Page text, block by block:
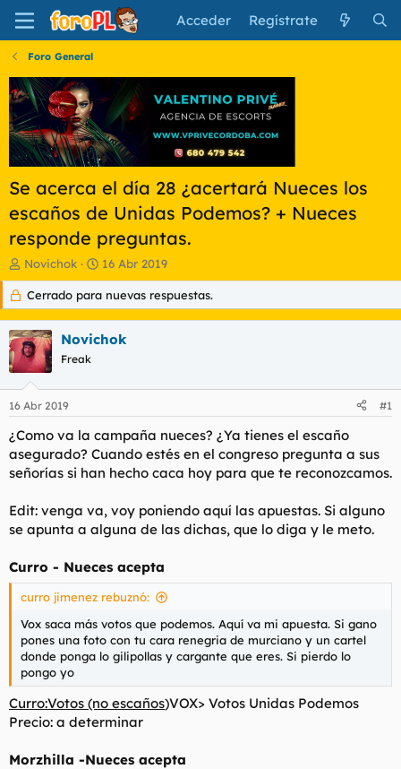
Acceder Regístrate
Foro General
Se acerca el día 28 ¿acertará Nueces los
escaños de Unidas Podemos? + Nueces
responde preguntas.
I
n
c
i
a
d
o
r
d
l
t
e
a
Novichok
F
e
c
h
d
n
i
o
16 Abr 2019
Cerrado para nuevas respuestas.
Novichok
Freak
16 Abr 2019 #1
¿Como va la campaña nueces? ¿Ya tienes el escaño
asegurado? Cuando estés en el congreso pregunta a sus
señorías si han hecho caca hoy para que te reconozcamos.
Edit: venga va, voy poniendo aquí las apuestas. Si alguno
se apunta a alguna de las dichas, que lo diga y le meto.
Curro - Nueces acepta
curro jimenez rebuznó:
Vox saca más votos que podemos. Aquí va mi apuesta. Si gano
pones una foto con tu cara renegria de murciano y un cartel
donde ponga lo gilipollas y cargante que eres. Si pierdo lo
pongo yo
Curro:Votos (no escaños)VOX> Votos Unidas Podemos
Precio: a determinar
Morzhilla -Nueces acepta